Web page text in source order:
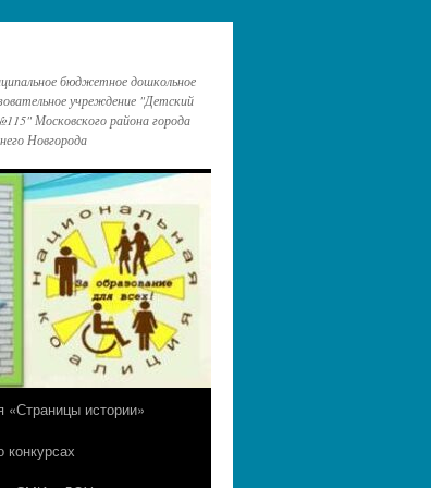
бюджетное дошкольное
учреждение "Детский
Московского района города
Новгорода
«Страницы истории»